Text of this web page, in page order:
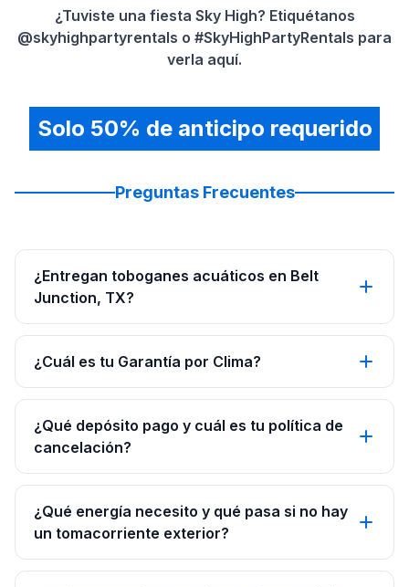
¿Tuviste una fiesta Sky High? Etiquétanos
@skyhighpartyrentals o #SkyHighPartyRentals para
verla aquí.
Solo 50% de anticipo requerido
Preguntas Frecuentes
¿Entregan toboganes acuáticos en Belt
Junction, TX?
¿Cuál es tu Garantía por Clima?
¿Qué depósito pago y cuál es tu política de
cancelación?
¿Qué energía necesito y qué pasa si no hay
un tomacorriente exterior?